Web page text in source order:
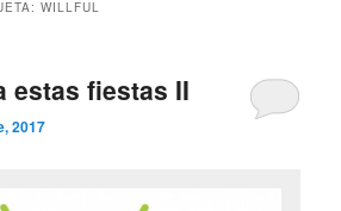
WILLFUL
estas fiestas II
2017